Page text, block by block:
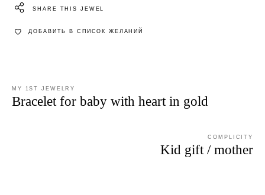
SHARE THIS JEWEL
ДОБАВИТЬ В СПИСОК ЖЕЛАНИЙ
MY 1ST JEWELRY
Bracelet for baby with heart in gold
COMPLICITY
Kid gift / mother